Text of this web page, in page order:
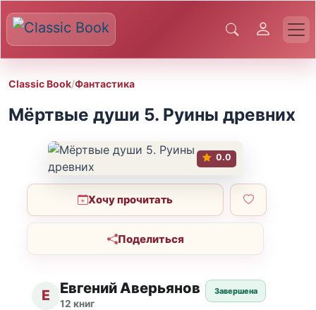
Classic Book/Фантастика
Мёртвые души 5. Руины древних
0.0
Хочу прочитать
Поделиться
Е Евгений Аверьянов
12 книг
Завершена